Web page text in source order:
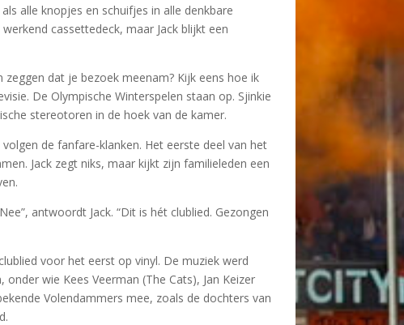
alle knopjes en schuifjes in alle denkbare
cassettedeck, maar Jack blijkt een
zeggen dat je bezoek meenam? Kijk eens hoe ik
De Olympische Winterspelen staan op. Sjinkie
stereotoren in de hoek van de kamer.
de fanfare-klanken. Het eerste deel van het
Jack zegt niks, maar kijkt zijn familieleden een
antwoordt Jack. “Dit is hét clublied. Gezongen
voor het eerst op vinyl. De muziek werd
wie Kees Veerman (The Cats), Jan Keizer
Volendammers mee, zoals de dochters van